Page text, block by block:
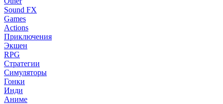
Sound FX
Games
Actions
Приключения
Экшен
RPG
Стратегии
Симуляторы
Гонки
Инди
Аниме